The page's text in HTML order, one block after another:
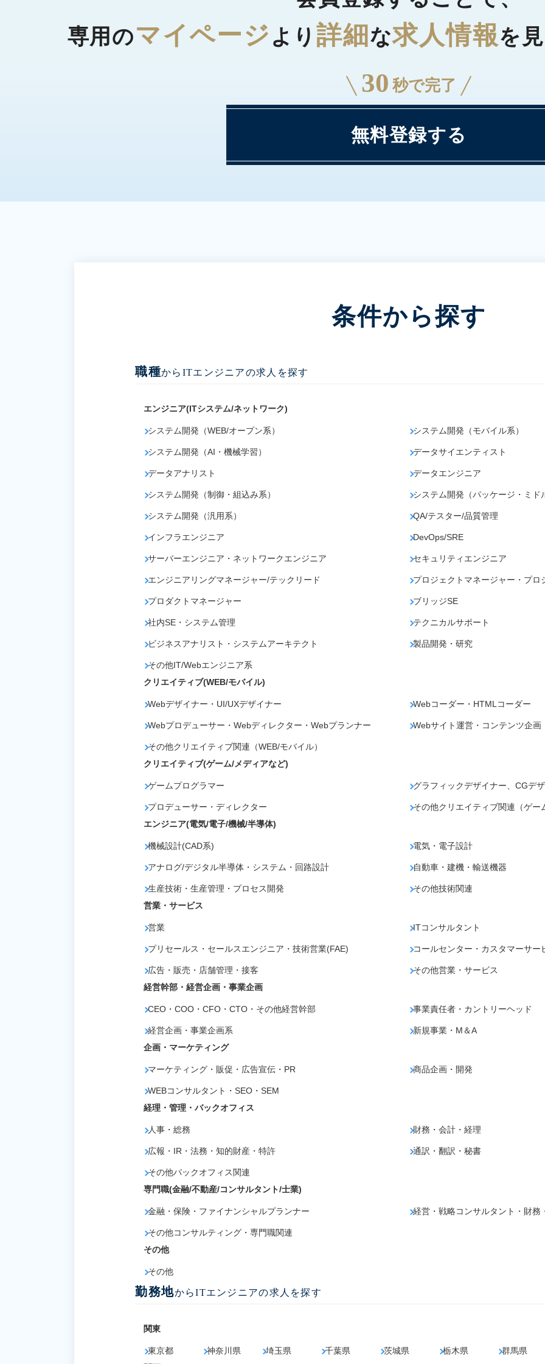
専用のマイページ より 詳細 な求人情報を
30 秒で完了
無料登録する
条件から探す
職種からITエンジニアの求人を探す
エンジニア(ITシステム/ネットワーク)
システム開発（WEB/オープン系） システム開発（モバイル系）
システム開発（AI・機械学習） データサイエンティスト
データアナリスト データエンジニア
システム開発（制御・組込み系） システム開発（パッケージ・ミド
システム開発（汎用系） QA/テスター/品質管理
インフラエンジニア DevOps/SRE
サーバーエンジニア・ネットワークエンジニア セキュリティエンジニア
エンジニアリングマネージャー/テックリード プロジェクトマネージャー・プロ
プロダクトマネージャー ブリッジSE
社内SE・システム管理 テクニカルサポート
ビジネスアナリスト・システムアーキテクト 製品開発・研究
その他IT/Webエンジニア系
クリエイティブ(WEB/モバイル)
Webデザイナー・UI/UXデザイナー Webコーダー・HTMLコーダー
Webプロデューサー・Webディレクター・Webプランナー Webサイト運営・コンテンツ企画
その他クリエイティブ関連（WEB/モバイル）
クリエイティブ(ゲーム/メディアなど)
ゲームプログラマー グラフィックデザイナー、CGデ
プロデューサー・ディレクター
その他クリエイティブ関連（ゲー
エンジニア(電気/電子/機械/半導体)
機械設計(CAD系) 電気・電子設計
アナログ/デジタル半導体・システム・回路設計 自動車・建機・輸送機器
生産技術・生産管理・プロセス開発
その他技術関連
営業・サービス
営業 ITコンサルタント
プリセールス・セールスエンジニア・技術営業(FAE) コールセンター・カスタマーサー
広告・販売・店舗管理・接客
その他営業・サービス
経営幹部・経営企画・事業企画
CEO・COO・CFO・CTO・その他経営幹部 事業責任者・カントリーヘッド
経営企画・事業企画系
新規事業・M＆A
企画・マーケティング
マーケティング・販促・広告宣伝・PR 商品企画・開発
WEBコンサルタント・SEO・SEM
経理・管理・バックオフィス
人事・総務 財務・会計・経理
広報・IR・法務・知的財産・特許 通訳・翻訳・秘書
その他バックオフィス関連
専門職(金融/不動産/コンサルタント/士業)
金融・保険・ファイナンシャルプランナー 経営・戦略コンサルタント・財務
その他コンサルティング・専門職関連
その他
その他
勤務地からITエンジニアの求人を探す
関東
東京都 神奈川県 埼玉県 千葉県 茨城県 栃木県
群馬県